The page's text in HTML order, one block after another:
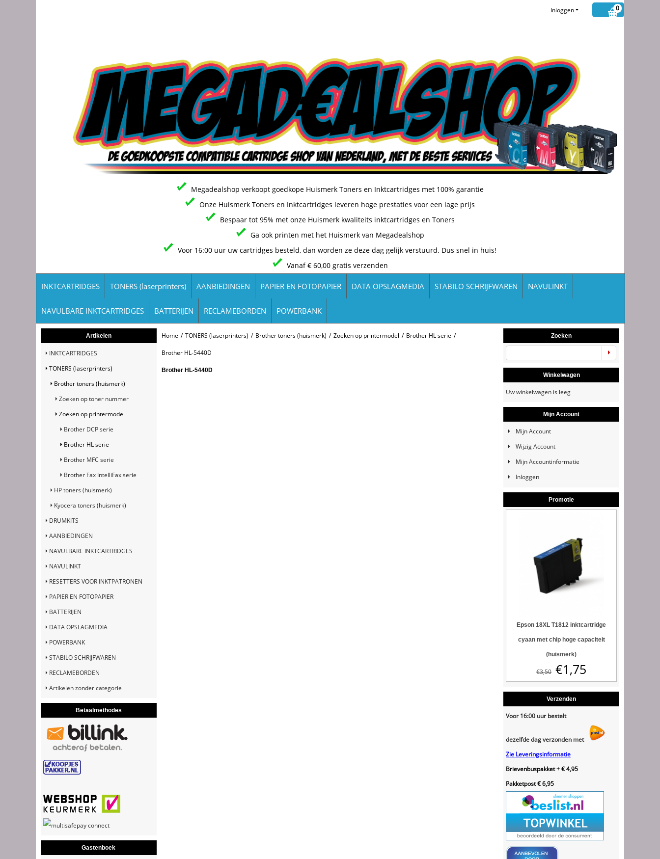
0
Inloggen
Megadealshop verkoopt goedkope Huismerk Toners en Inktcartridges met 100% garantie
Onze Huismerk Toners en Inktcartridges leveren hoge prestaties voor een lage prijs
Bespaar tot 95% met onze Huismerk kwaliteits inktcartridges en Toners
Ga ook printen met het Huismerk van Megadealshop
Voor 16:00 uur uw cartridges besteld, dan worden ze deze dag gelijk verstuurd. Dus snel in huis!
Vanaf € 60,00 gratis verzenden
INKTCARTRIDGES TONERS (laserprinters) AANBIEDINGEN PAPIER EN FOTOPAPIER DATA OPSLAGMEDIA STABILO SCHRIJFWAREN NAVULINKT
NAVULBARE INKTCARTRIDGES BATTERIJEN RECLAMEBORDEN POWERBANK
Artikelen
INKTCARTRIDGES
TONERS (laserprinters)
Brother toners (huismerk)
Zoeken op toner nummer
Zoeken op printermodel
Brother DCP serie
Brother HL serie
Brother MFC serie
Brother Fax IntelliFax serie
HP toners (huismerk)
Kyocera toners (huismerk)
DRUMKITS
AANBIEDINGEN
NAVULBARE INKTCARTRIDGES
NAVULINKT
RESETTERS VOOR INKTPATRONEN
PAPIER EN FOTOPAPIER
BATTERIJEN
DATA OPSLAGMEDIA
POWERBANK
STABILO SCHRIJFWAREN
RECLAMEBORDEN
Artikelen zonder categorie
Betaalmethodes
Gastenboek
Home / TONERS (laserprinters) / Brother toners (huismerk) / Zoeken op printermodel / Brother HL serie /
Brother HL-5440D
Brother HL-5440D
Zoeken
Winkelwagen
Uw winkelwagen is leeg
Mijn Account
Mijn Account
Wijzig Account
Mijn Accountinformatie
Inloggen
Promotie
Epson 18XL T1812 inktcartridge
cyaan met chip hoge capaciteit
(huismerk)
€3,50 €1,75
Verzenden
Voor 16:00 uur bestelt
dezelfde dag verzonden met
Zie Leveringsinformatie
Brievenbuspakket + € 4,95
Pakketpost € 6,95